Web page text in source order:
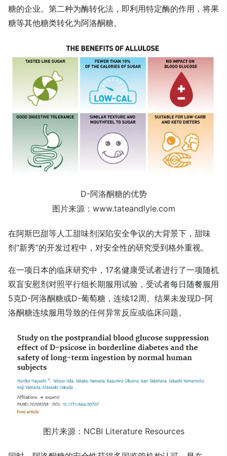
糖的企业。第二种为酶转化法，即利用特定酶的作用，将果
糖等其他糖类转化为阿洛酮糖。
D-阿洛酮糖的优势
图片来源：www.tateandlyle.com
在阿斯巴甜等人工甜味剂深陷安全争议的大背景下，甜味
剂“新秀”的开发过程中，对安全性的研究受到格外重视。
在一项日本的临床研究中，17名健康受试者进行了一项随机
双盲安慰剂对照平行组长期服用试验，受试者每日随餐服用
5克D-阿洛酮糖或D-葡萄糖，连续12周。结果未发现D-阿
洛酮糖连续服用导致的任何异常反应或临床问题。
图片来源：NCBI Literature Resources